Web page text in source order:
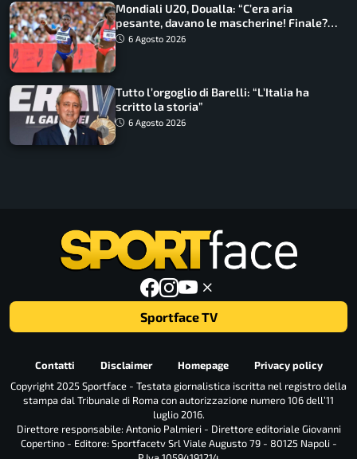
Mondiali U20, Doualla: “C’era aria
pesante, davano le mascherine! Finale?
Non ho nulla da perdere”
6 Agosto 2026
Tutto l’orgoglio di Barelli: “L’Italia ha
scritto la storia”
6 Agosto 2026
Sportface TV
Contatti Disclaimer Homepage
Privacy policy
Copyright 2025 Sportface - Testata giornalistica iscritta nel registro della
stampa dal Tribunale di Roma con autorizzazione numero 106 dell’11
luglio 2016.
Direttore responsabile: Antonio Palmieri - Direttore editoriale Giovanni
Copertino - Editore: Sportfacetv Srl Viale Augusto 79 - 80125 Napoli -